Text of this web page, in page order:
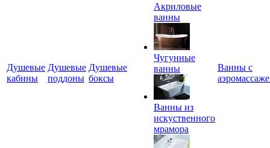
Душевые
кабины
Душевые
поддоны
Душевые
боксы
Акриловые
ванны
Чугунные
ванны
Ванны из
искуственного
мрамора
Ванны с